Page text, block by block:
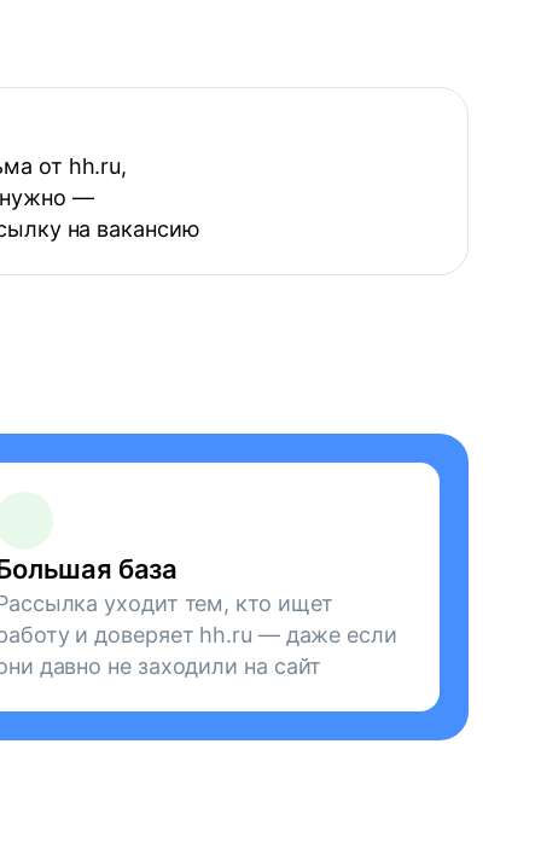
от hh.ru,
нужно —
на вакансию
база
уходит тем, кто ищет
и доверяет hh.ru — даже если
давно не заходили на сайт